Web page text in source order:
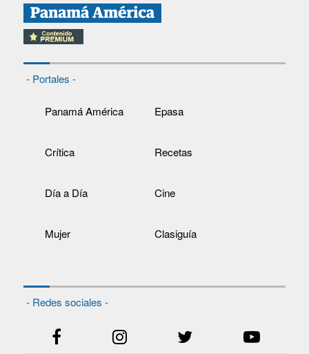
- Portales -
Panamá América Epasa
Crítica Recetas
Día a Día Cine
Mujer Clasiguía
- Redes sociales -